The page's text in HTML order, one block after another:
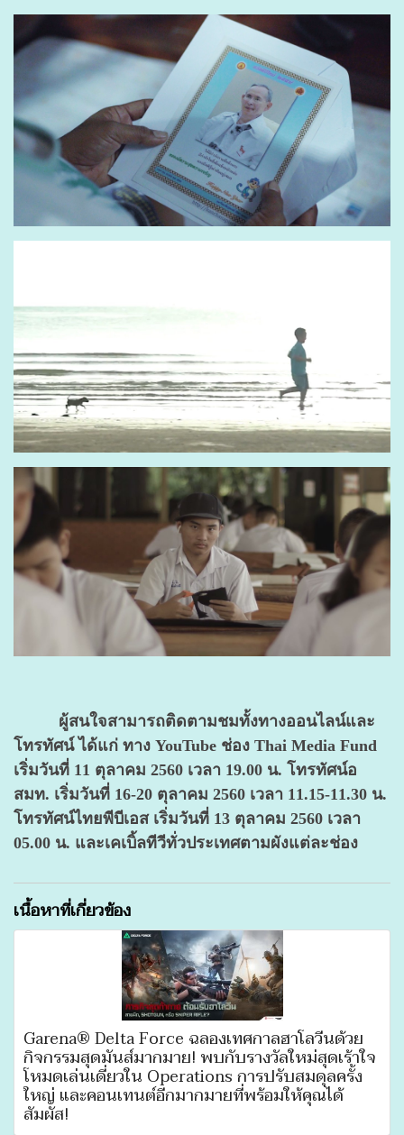
ผู้สนใจสามารถติดตามชมทั้งทางออนไลน์และ
โทรทัศน์ ได้แก่ ทาง YouTube ช่อง Thai Media Fund
เริ่มวันที่ 11 ตุลาคม 2560 เวลา 19.00 น. โทรทัศน์อ
สมท. เริ่มวันที่ 16-20 ตุลาคม 2560 เวลา 11.15-11.30 น.
โทรทัศน์ไทยพีบีเอส เริ่มวันที่ 13 ตุลาคม 2560 เวลา
05.00 น. และเคเบิ้ลทีวีทั่วประเทศตามผังแต่ละช่อง
เนื้อหาที่เกี่ยวข้อง
Garena® Delta Force ฉลองเทศกาลฮาโลวีนด้วย
กิจกรรมสุดมันส์มากมาย! พบกับรางวัลใหม่สุดเร้าใจ
โหมดเล่นเดี่ยวใน Operations การปรับสมดุลครั้ง
ใหญ่ และคอนเทนต์อีกมากมายที่พร้อมให้คุณได้
สัมผัส!